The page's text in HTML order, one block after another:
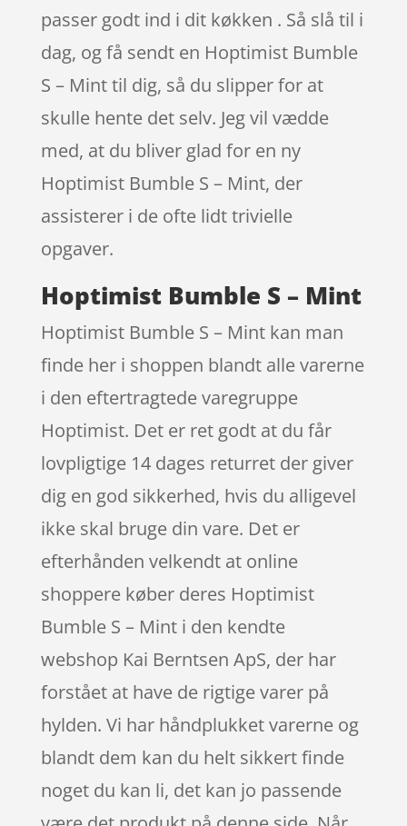
passer godt ind i dit køkken . Så slå til i
dag, og få sendt en Hoptimist Bumble
S – Mint til dig, så du slipper for at
skulle hente det selv. Jeg vil vædde
med, at du bliver glad for en ny
Hoptimist Bumble S – Mint, der
assisterer i de ofte lidt trivielle
opgaver.
Hoptimist Bumble S – Mint
Hoptimist Bumble S – Mint kan man
finde her i shoppen blandt alle varerne
i den eftertragtede varegruppe
Hoptimist. Det er ret godt at du får
lovpligtige 14 dages returret der giver
dig en god sikkerhed, hvis du alligevel
ikke skal bruge din vare. Det er
efterhånden velkendt at online
shoppere køber deres Hoptimist
Bumble S – Mint i den kendte
webshop Kai Berntsen ApS, der har
forstået at have de rigtige varer på
hylden. Vi har håndplukket varerne og
blandt dem kan du helt sikkert finde
noget du kan li, det kan jo passende